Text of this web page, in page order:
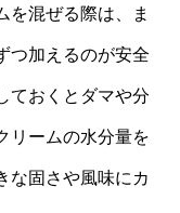
を混ぜる際は、ま
つ加えるのが安全
ておくとダマや分
リームの水分量を
な固さや風味にカ